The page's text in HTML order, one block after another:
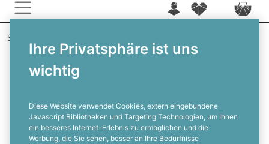
Ihre Privatsphäre ist uns
wichtig
Diese Website verwendet Cookies, extern eingebundene
Javascript Bibliotheken und Targeting Technologien, um Ihnen
ein besseres Internet-Erlebnis zu ermöglichen und die
Werbung, die Sie sehen, besser an Ihre Bedürfnisse
n f c
Startseite
Danksagung zur Taufe mit der Arche